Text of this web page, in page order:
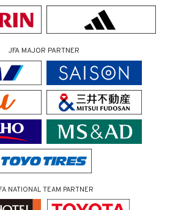
JFA MAJOR PARTNER
NATIONAL TEAM PARTNER